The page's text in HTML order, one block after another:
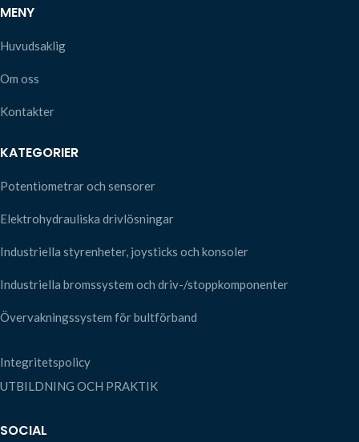
MENY
Huvudsaklig
Om oss
Kontakter
KATEGORIER
Potentiometrar och sensorer
Elektrohydrauliska drivlösningar
Industriella styrenheter, joysticks och konsoler
Industriella bromssystem och driv-/stoppkomponenter
Övervakningssystem för bultförband
Integritetspolicy
UTBILDNING OCH PRAKTIK
SOCIAL